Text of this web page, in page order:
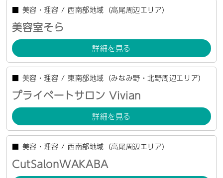
■ 美容・理容 /西南部地域（高尾周辺エリア）
美容室そら
詳細を見る
■ 美容・理容 /東南部地域（みなみ野・北野周辺エリア）
プライベートサロン Vivian
詳細を見る
■ 美容・理容 /西南部地域（高尾周辺エリア）
CutSalonWAKABA